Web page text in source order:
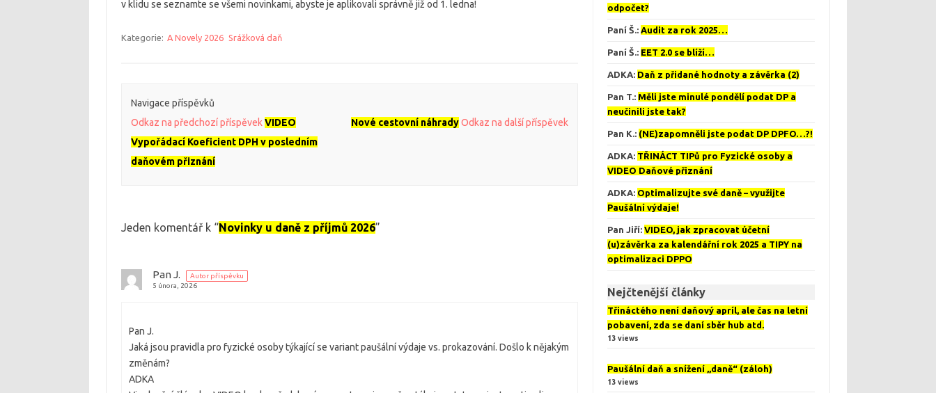
v klidu se seznamte se všemi novinkami, abyste je aplikovali správně již od 1. ledna!
Kategorie: A Novely 2026 Srážková daň
Navigace příspěvků
Odkaz na předchozí příspěvek VIDEO
Vypořádací Koeficient DPH v posledním
daňovém přiznání
Nové cestovní náhrady Odkaz na další příspěvek
Jeden komentář k “Novinky u daně z příjmů 2026”
Pan J.
Autor příspěvku
5 února, 2026
Pan J.
Jaká jsou pravidla pro fyzické osoby týkající se variant paušální výdaje vs. prokazování. Došlo k nějakým
změnám?
ADKA
odpočet?
Paní Š.:Audit za rok 2025…
Paní Š.: EET 2.0 se blíží…
ADKA: Daň z přidané hodnoty a závěrka (2)
Pan T.: Měli jste minulé pondělí podat DP a
neučinili jste tak?
Pan K.: (NE)zapomněli jste podat DP DPFO…?!
ADKA: TŘINÁCT TIPů pro Fyzické osoby a
VIDEO Daňové přiznání
ADKA: Optimalizujte své daně – využijte
Paušální výdaje!
Pan Jiří:VIDEO, jak zpracovat účetní
(u)závěrka za kalendářní rok 2025 a TIPY na
optimalizaci DPPO
Nejčtenější články
Třináctého není daňový apríl, ale čas na letní
pobavení, zda se daní sběr hub atd.
13 views
Paušální daň a snížení „daně“ (záloh)
13 views